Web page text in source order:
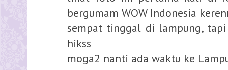
bergumam WOW Indonesia
sempat tinggal di lampung,
hikss
moga2 nanti ada waktu ke